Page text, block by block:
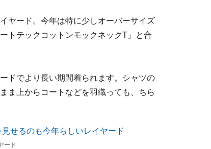
ヤード。今年は特に少しオーバーサイズ
トテックコットンモックネックT」と合
ドでより長い期間着られます。シャツの
ま上からコートなどを羽織っても、ちら
ード